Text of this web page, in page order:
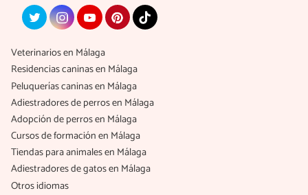
Veterinarios en Málaga
Residencias caninas en Málaga
Peluquerías caninas en Málaga
Adiestradores de perros en Málaga
Adopción de perros en Málaga
Cursos de formación en Málaga
Tiendas para animales en Málaga
Adiestradores de gatos en Málaga
Otros idiomas